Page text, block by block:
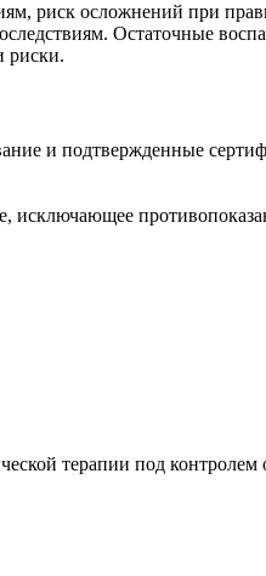
риск осложнений при
Остаточные
риски.
и подтвержденные
исключающее
терапии под